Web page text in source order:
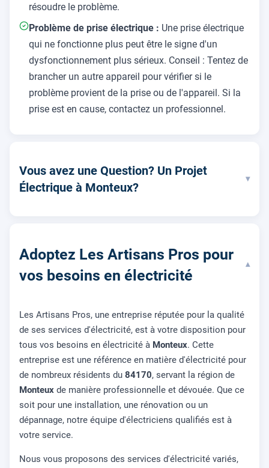
résoudre le problème.
Problème de prise électrique : Une prise électrique
qui ne fonctionne plus peut être le signe d'un
dysfonctionnement plus sérieux. Conseil : Tentez de
brancher un autre appareil pour vérifier si le
problème provient de la prise ou de l'appareil. Si la
prise est en cause, contactez un professionnel.
Vous avez une Question? Un Projet
Électrique à Monteux?
▾
Adoptez Les Artisans Pros pour
vos besoins en électricité
▾
Les Artisans Pros, une entreprise réputée pour la qualité
de ses services d'électricité, est à votre disposition pour
tous vos besoins en électricité à Monteux. Cette
entreprise est une référence en matière d'électricité pour
de nombreux résidents du 84170, servant la région de
Monteux de manière professionnelle et dévouée. Que ce
soit pour une installation, une rénovation ou un
dépannage, notre équipe d'électriciens qualifiés est à
votre service.
Nous vous proposons des services d'électricité variés,